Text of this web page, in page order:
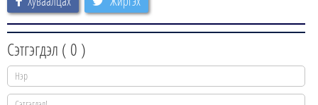
Сэтгэгдэл ( 0 )